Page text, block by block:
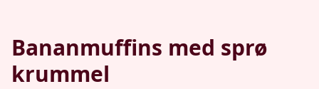
Bananmuffins med sprø
krummel